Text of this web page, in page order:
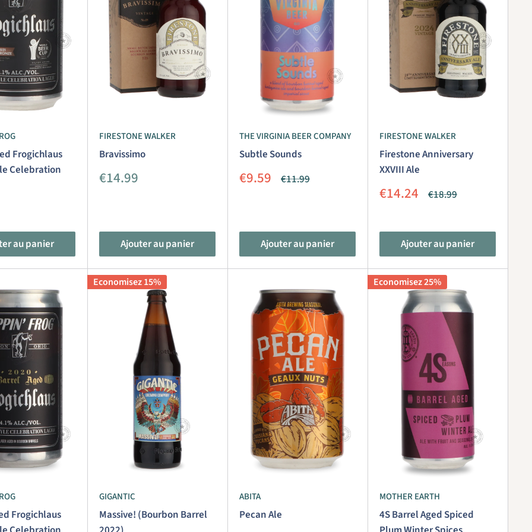
Frogichlaus
Celebration
au panier
FIRESTONE WALKER
Bravissimo
Prix
€14.99
Ajouter au panier
THE VIRGINIA BEER COMPANY
Subtle Sounds
Prix
€9.59 Prix
€11.99
Ajouter au panier
FIRESTONE WALKER
Firestone Anniversary
XXVIII Ale
Prix
€14.24 Prix
€18.99
Ajouter au panier
Frogichlaus
Economisez 15%
GIGANTIC
Massive! (Bourbon Barrel
ABITA
Pecan Ale
Economisez 25%
MOTHER EARTH
4S Barrel Aged Spiced